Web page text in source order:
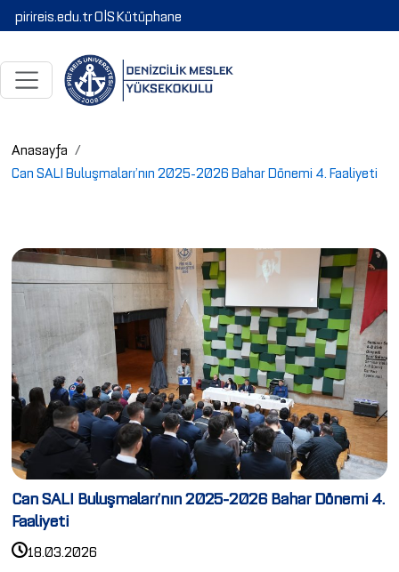
pirireis.edu.trOİSKütüphane
Anasayfa
Can SALI Buluşmaları’nın 2025-2026 Bahar Dönemi 4. Faaliyeti
Can SALI Buluşmaları’nın 2025-2026 Bahar Dönemi 4.
Faaliyeti
18.03.2026